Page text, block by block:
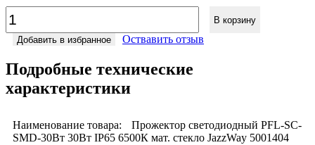
В корзину
Добавить в избранное
Оствавить отзыв
Подробные технические
характеристики
Наименование товара:
Прожектор светодиодный PFL-SC-
SMD-30Вт 30Вт IP65 6500К мат. стекло JazzWay 5001404